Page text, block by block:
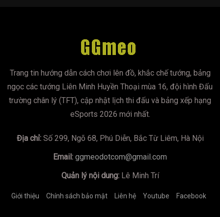
Trang tin hướng dẫn cách chơi lên đồ, khắc chế tướng, bảng
ngọc các tướng Liên Minh Huyền Thoại mùa 16, đội hình Đấu
trường chân lý (TFT), cập nhật lịch thi đấu và bảng xếp hạng
eSports 2026 mới nhất.
Địa chỉ:Số 299, Ngõ 68, Phú Diễn, Bắc Từ Liêm, Hà Nội
Email: ggmeodotcom@gmail.com
Quản lý nội dung:Lê Minh Trí
Giới thiệu Chính sách bảo mật Liên hệ Youtube Facebook